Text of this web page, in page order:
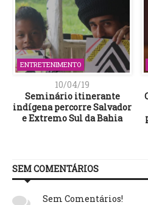
ENTRETENIMENTO
10/04/19
Seminário itinerante
indígena percorre Salvador
e Extremo Sul da Bahia
SEM COMENTÁRIOS
Sem Comentários!